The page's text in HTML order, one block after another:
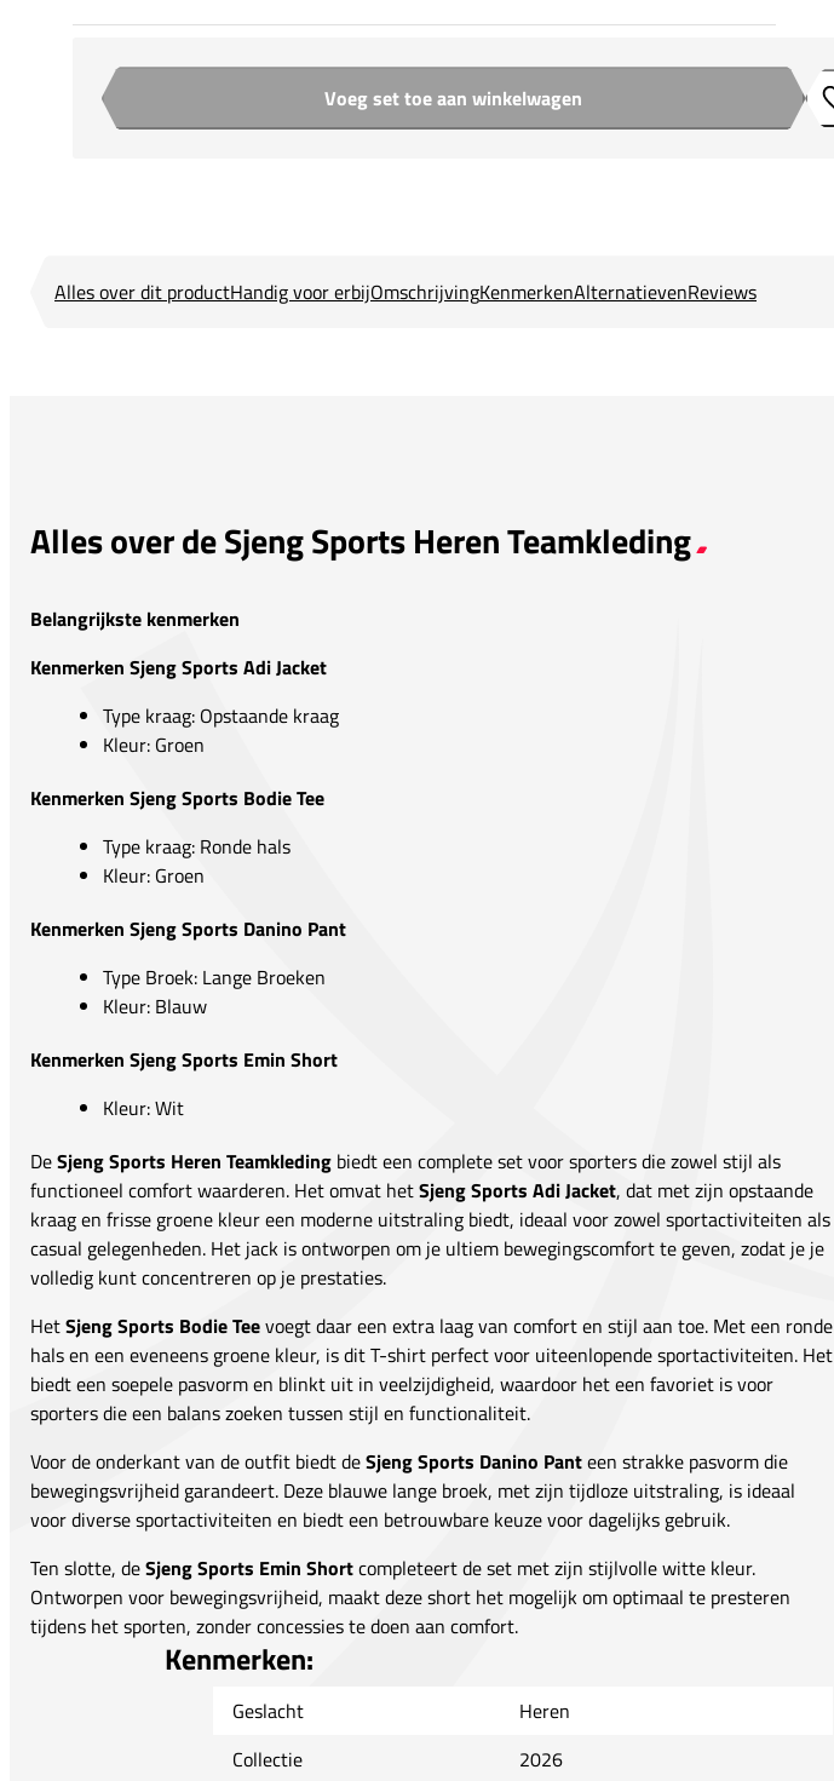
Aantal Voeg set toe aan winkelwagen
Alles over dit productHandig voor erbijOmschrijvingKenmerkenAlternatievenReviews
Alles over de Sjeng Sports Heren Teamkleding
Belangrijkste kenmerken
Kenmerken Sjeng Sports Adi Jacket
Type kraag: Opstaande kraag
Kleur: Groen
Kenmerken Sjeng Sports Bodie Tee
Type kraag: Ronde hals
Kleur: Groen
Kenmerken Sjeng Sports Danino Pant
Type Broek: Lange Broeken
Kleur: Blauw
Kenmerken Sjeng Sports Emin Short
Kleur: Wit
DeSjeng Sports Heren Teamkleding biedt een complete set voor sporters die zowel stijl als
functioneel comfort waarderen. Het omvat hetSjeng Sports Adi Jacket, dat met zijn opstaande
kraag en frisse groene kleur een moderne uitstraling biedt, ideaal voor zowel sportactiviteiten als
casual gelegenheden. Het jack is ontworpen om je ultiem bewegingscomfort te geven, zodat je je
volledig kunt concentreren op je prestaties.
HetSjeng Sports Bodie Teevoegt daar een extra laag van comfort en stijl aan toe. Met een ronde
hals en een eveneens groene kleur, is dit T-shirt perfect voor uiteenlopende sportactiviteiten. Het
biedt een soepele pasvorm en blinkt uit in veelzijdigheid, waardoor het een favoriet is voor
sporters die een balans zoeken tussen stijl en functionaliteit.
Voor de onderkant van de outfit biedt deSjeng Sports Danino Panteen strakke pasvorm die
bewegingsvrijheid garandeert. Deze blauwe lange broek, met zijn tijdloze uitstraling, is ideaal
voor diverse sportactiviteiten en biedt een betrouwbare keuze voor dagelijks gebruik.
Ten slotte, deSjeng Sports Emin Shortcompleteert de set met zijn stijlvolle witte kleur.
Ontworpen voor bewegingsvrijheid, maakt deze short het mogelijk om optimaal te presteren
tijdens het sporten, zonder concessies te doen aan comfort.
Kenmerken:
Geslacht
Heren
Collectie
2026